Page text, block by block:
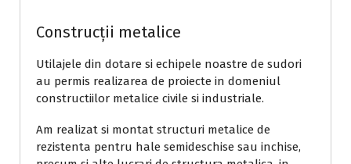
Construcții metalice
Utilajele din dotare si echipele noastre de sudori
au permis realizarea de proiecte in domeniul
constructiilor metalice civile si industriale.
Am realizat si montat structuri metalice de
rezistenta pentru hale semideschise sau inchise,